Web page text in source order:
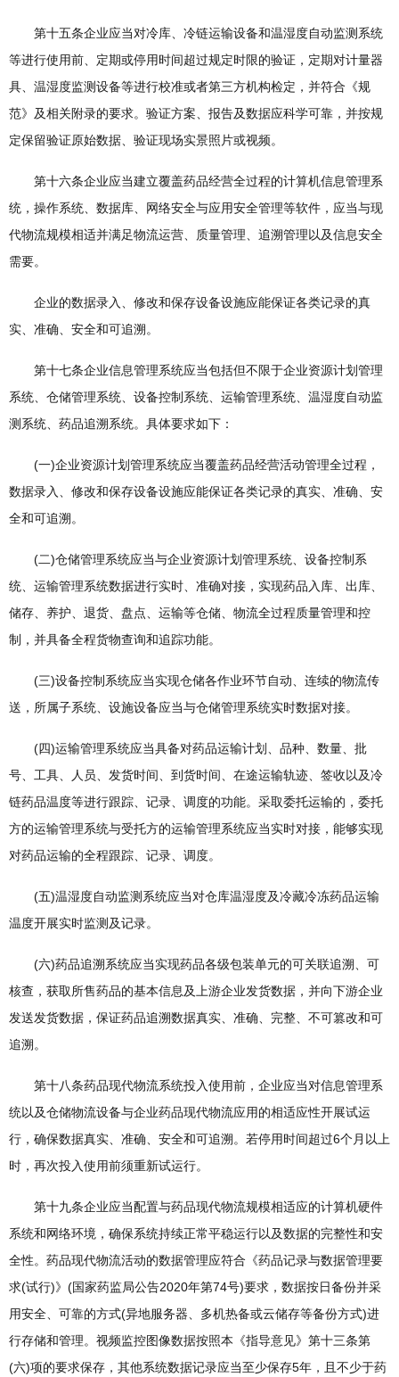
第十五条企业应当对冷库、冷链运输设备和温湿度自动监测系统
等进行使用前、定期或停用时间超过规定时限的验证，定期对计量器
具、温湿度监测设备等进行校准或者第三方机构检定，并符合《规
范》及相关附录的要求。验证方案、报告及数据应科学可靠，并按规
定保留验证原始数据、验证现场实景照片或视频。
第十六条企业应当建立覆盖药品经营全过程的计算机信息管理系
统，操作系统、数据库、网络安全与应用安全管理等软件，应当与现
代物流规模相适并满足物流运营、质量管理、追溯管理以及信息安全
需要。
企业的数据录入、修改和保存设备设施应能保证各类记录的真
实、准确、安全和可追溯。
第十七条企业信息管理系统应当包括但不限于企业资源计划管理
系统、仓储管理系统、设备控制系统、运输管理系统、温湿度自动监
测系统、药品追溯系统。具体要求如下：
(一)企业资源计划管理系统应当覆盖药品经营活动管理全过程，
数据录入、修改和保存设备设施应能保证各类记录的真实、准确、安
全和可追溯。
(二)仓储管理系统应当与企业资源计划管理系统、设备控制系
统、运输管理系统数据进行实时、准确对接，实现药品入库、出库、
储存、养护、退货、盘点、运输等仓储、物流全过程质量管理和控
制，并具备全程货物查询和追踪功能。
(三)设备控制系统应当实现仓储各作业环节自动、连续的物流传
送，所属子系统、设施设备应当与仓储管理系统实时数据对接。
(四)运输管理系统应当具备对药品运输计划、品种、数量、批
号、工具、人员、发货时间、到货时间、在途运输轨迹、签收以及冷
链药品温度等进行跟踪、记录、调度的功能。采取委托运输的，委托
方的运输管理系统与受托方的运输管理系统应当实时对接，能够实现
对药品运输的全程跟踪、记录、调度。
(五)温湿度自动监测系统应当对仓库温湿度及冷藏冷冻药品运输
温度开展实时监测及记录。
(六)药品追溯系统应当实现药品各级包装单元的可关联追溯、可
核查，获取所售药品的基本信息及上游企业发货数据，并向下游企业
发送发货数据，保证药品追溯数据真实、准确、完整、不可篡改和可
追溯。
第十八条药品现代物流系统投入使用前，企业应当对信息管理系
统以及仓储物流设备与企业药品现代物流应用的相适应性开展试运
行，确保数据真实、准确、安全和可追溯。若停用时间超过6个月以上
时，再次投入使用前须重新试运行。
第十九条企业应当配置与药品现代物流规模相适应的计算机硬件
系统和网络环境，确保系统持续正常平稳运行以及数据的完整性和安
全性。药品现代物流活动的数据管理应符合《药品记录与数据管理要
求(试行)》(国家药监局公告2020年第74号)要求，数据按日备份并采
用安全、可靠的方式(异地服务器、多机热备或云储存等备份方式)进
行存储和管理。视频监控图像数据按照本《指导意见》第十三条第
(六)项的要求保存，其他系统数据记录应当至少保存5年，且不少于药